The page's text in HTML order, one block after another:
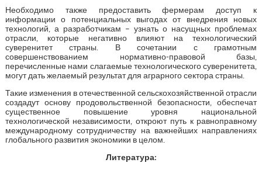
Необходимо также предоставить фермерам доступ к
информации о потенциальных выгодах от внедрения новых
технологий, а разработчикам – узнать о насущных проблемах
отрасли, которые негативно влияют на технологический
суверенитет страны. В сочетании с грамотным
совершенствованием нормативно-правовой базы,
перечисленные нами слагаемые технологического суверенитета,
могут дать желаемый результат для аграрного сектора страны.
Такие изменения в отечественной сельскохозяйственной отрасли
создадут основу продовольственной безопасности, обеспечат
существенное повышение уровня национальной
технологической независимости, откроют путь к равноправному
международному сотрудничеству на важнейших направлениях
глобального развития экономики в целом.
Литература: